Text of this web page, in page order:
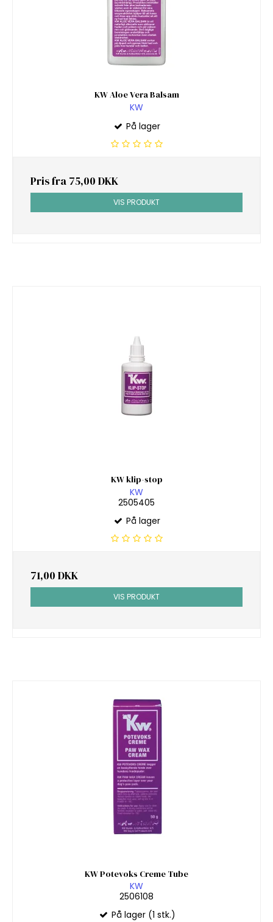
KW Aloe Vera Balsam
KW
På lager
Pris fra 75,00 DKK
VIS PRODUKT
KW klip-stop
KW
2505405
På lager
71,00 DKK
VIS PRODUKT
KW Potevoks Creme Tube
KW
2506108
På lager (1 stk.)